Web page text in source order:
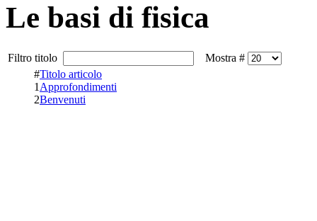
Le basi di fisica
Filtro titolo
Mostra #
#Titolo articolo
1 Approfondimenti
2Benvenuti